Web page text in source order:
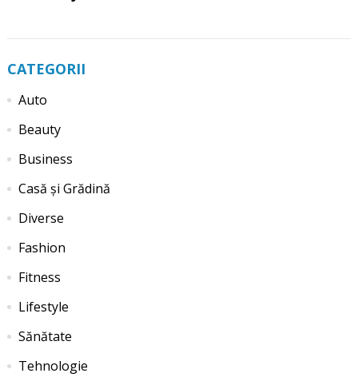
CATEGORII
Auto
Beauty
Business
Casă și Grădină
Diverse
Fashion
Fitness
Lifestyle
Sănătate
Tehnologie